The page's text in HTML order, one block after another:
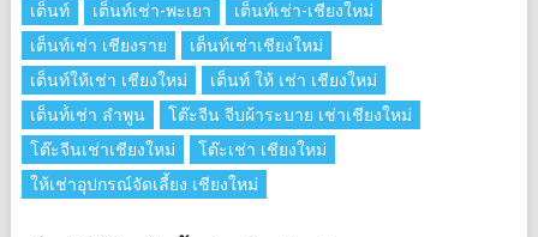
เต็นท์
เต็นท์เช่า-พะเยา
เต็นท์เช่า-เชียงใหม่
เต็นท์เช่า เชียงราย
เต็นท์เช่าเชียงใหม่
เต็นท์ให้เช่า เชียงใหม่
เต็นท์ ให้ เช่า เชียงใหม่
เต็นท์่เช่า ลำพูน
โต๊ะจีน จีบผ้าระบาย เช่าเชียงใหม่
โต๊ะจีนเช่าเชียงใหม่
โต๊ะเช่า เชียงใหม่
ให้เช่าอุปกรณ์จัดเลี้ยง เชียงใหม่